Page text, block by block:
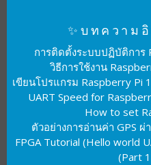
✨บทความ
การติดตั้งระบบปฏิบัติการ
วิธีการใช้งาน
เขียนโปรแกรม Raspberry Pi
UART Speed for
How to set
ตัวอย่างการอ่านค่า GPS
FPGA Tutorial (Hello world
(Part